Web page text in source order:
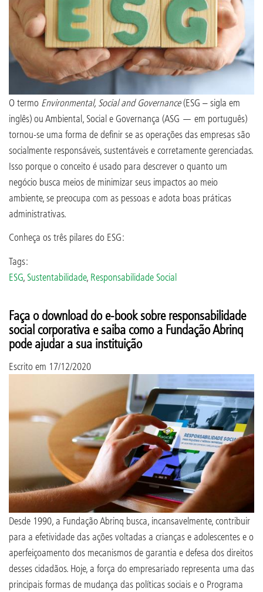
O termo Environmental, Social and Governance(ESG – sigla em
inglês) ou Ambiental, Social e Governança (ASG — em português)
tornou-se uma forma de definir se as operações das empresas são
socialmente responsáveis, sustentáveis e corretamente gerenciadas.
Isso porque o conceito é usado para descrever o quanto um
negócio busca meios de minimizar seus impactos ao meio
ambiente, se preocupa com as pessoas e adota boas práticas
administrativas.
Conheça os três pilares do ESG:
Tags:
ESG, Sustentabilidade, Responsabilidade Social
Faça o download do e-book sobre responsabilidade
social corporativa e saiba como a Fundação Abrinq
pode ajudar a sua instituição
Escrito em 17/12/2020
Desde 1990, a Fundação Abrinq busca, incansavelmente, contribuir
para a efetividade das ações voltadas a crianças e adolescentes e o
aperfeiçoamento dos mecanismos de garantia e defesa dos direitos
desses cidadãos. Hoje, a força do empresariado representa uma das
principais formas de mudança das políticas sociais e o Programa